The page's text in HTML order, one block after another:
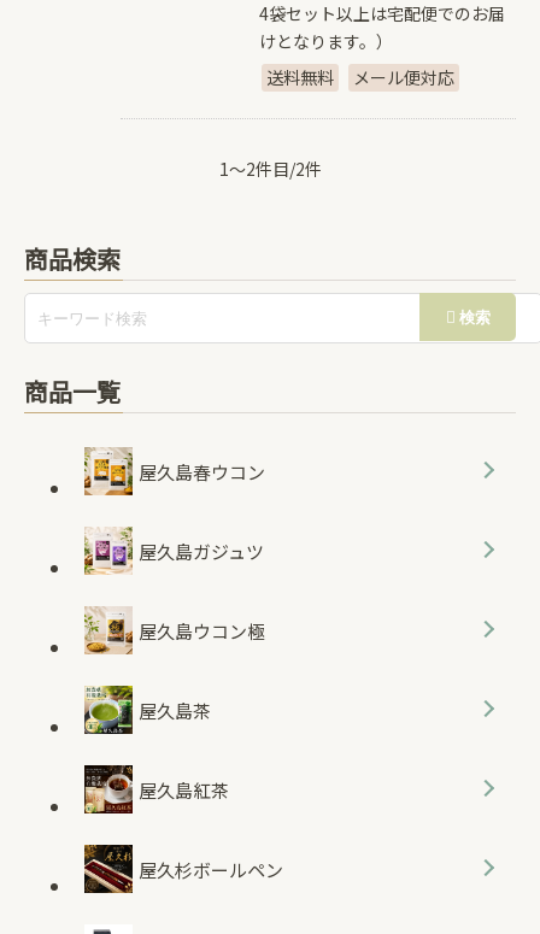
4袋セット以上は宅配便でのお届
けとなります。）
送料無料
メール便対応
1～2件目/2件
商品検索
商品一覧
屋久島春ウコン
屋久島ガジュツ
屋久島ウコン極
屋久島茶
屋久島紅茶
屋久杉ボールペン